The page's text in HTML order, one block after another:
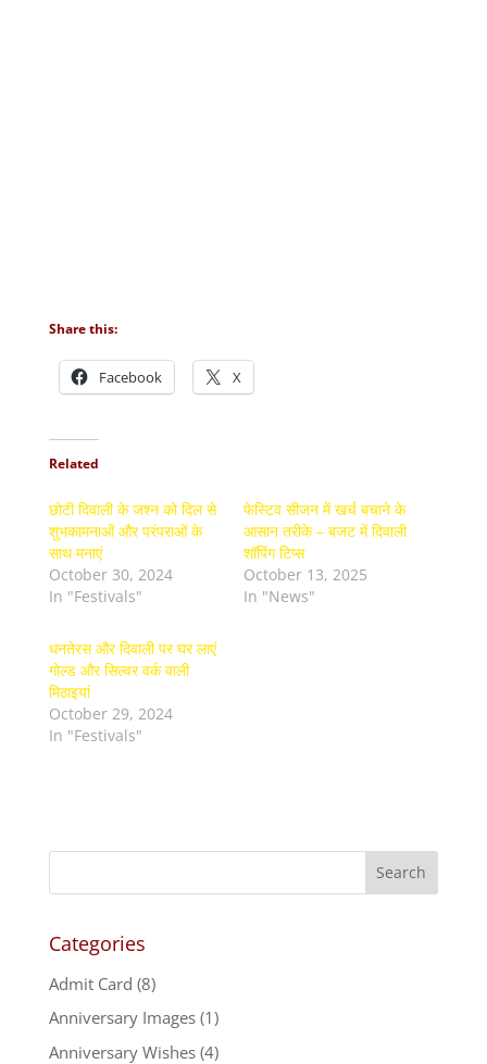
Share this:
Facebook X
Related
छोटी दिवाली के जश्न को दिल से
शुभकामनाओं और परंपराओं के
साथ मनाएं
October 30, 2024
In "Festivals"
फेस्टिव सीजन में खर्च बचाने के
आसान तरीके – बजट में दिवाली
शॉपिंग टिप्स
October 13, 2025
In "News"
धनतेरस और दिवाली पर घर लाएं
गोल्ड और सिल्वर वर्क वाली
मिठाइयां
October 29, 2024
In "Festivals"
Categories
Admit Card (8)
Anniversary Images(1)
Anniversary Wishes(4)